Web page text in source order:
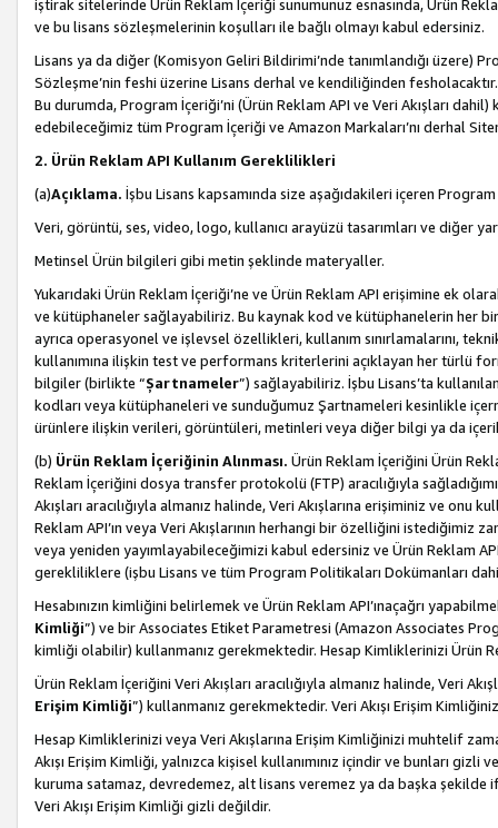
iştirak sitelerinde Ürün Reklam İçeriği sunumunuz esnasında, Ürün
ve bu lisans sözleşmelerinin koşulları ile bağlı olmayı kabul edersiniz.
Lisans ya da diğer (Komisyon Geliri Bildirimi’nde tanımlandığı üzere)
Sözleşme’nin feshi üzerine Lisans derhal ve kendiliğinden
Bu durumda, Program İçeriği’ni (Ürün Reklam API ve Veri Akışları
edebileceğimiz tüm Program İçeriği ve Amazon Markaları’nı derhal
2. Ürün Reklam API Kullanım Gereklilikleri
(a)Açıklama. İşbu Lisans kapsamında size aşağıdakileri içeren
Veri, görüntü, ses, video, logo, kullanıcı arayüzü tasarımları ve diğer
Metinsel Ürün bilgileri gibi metin şeklinde materyaller.
Yukarıdaki Ürün Reklam İçeriği’ne ve Ürün Reklam API erişimine ek
ve kütüphaneler sağlayabiliriz. Bu kaynak kod ve kütüphanelerin her
ayrıca operasyonel ve işlevsel özellikleri, kullanım sınırlamalarını,
kullanımına ilişkin test ve performans kriterlerini açıklayan her türlü
bilgiler (birlikte “Şartnameler”) sağlayabiliriz. İşbu Lisans’ta
kodları veya kütüphaneleri ve sunduğumuz Şartnameleri kesinlikle
ürünlere ilişkin verileri, görüntüleri, metinleri veya diğer bilgi ya da
(b) Ürün Reklam İçeriğinin Alınması. Ürün Reklam İçeriğini Ürün
Reklam İçeriğini dosya transfer protokolü (FTP) aracılığıyla
Akışları aracılığıyla almanız halinde, Veri Akışlarına erişiminiz ve onu
Reklam API’ın veya Veri Akışlarının herhangi bir özelliğini
veya yeniden yayımlayabileceğimizi kabul edersiniz ve Ürün Reklam
gerekliliklere (işbu Lisans ve tüm Program Politikaları Dokümanları
Hesabınızın kimliğini belirlemek ve Ürün Reklam API’ınaçağrı
Kimliği”) ve bir Associates Etiket Parametresi (Amazon Associates
kimliği olabilir) kullanmanız gerekmektedir. Hesap Kimliklerinizi Ürün
Ürün Reklam İçeriğini Veri Akışları aracılığıyla almanız halinde, Veri
Erişim Kimliği”) kullanmanız gerekmektedir. Veri Akışı Erişim
Hesap Kimliklerinizi veya Veri Akışlarına Erişim Kimliğinizi muhtelif
Akışı Erişim Kimliği, yalnızca kişisel kullanımınız içindir ve bunları
kuruma satamaz, devredemez, alt lisans veremez ya da başka şekilde
Veri Akışı Erişim Kimliği gizli değildir.